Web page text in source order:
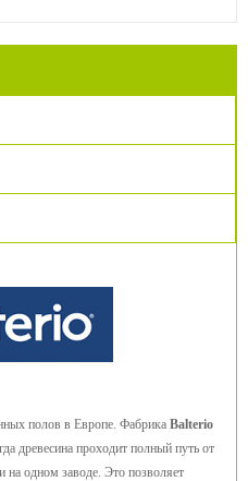
полов в Европе. Фабрика Balterio
древесина проходит полный путь от
на одном заводе. Это позволяет